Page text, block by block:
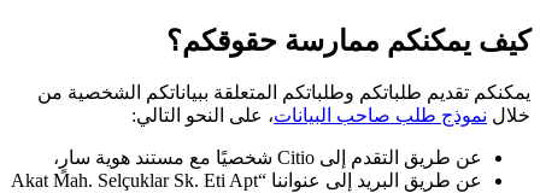
كيف يمكنكم ممارسة حقوقكم؟
يمكنكم تقديم طلباتكم وطلباتكم المتعلقة ببياناتكم الشخصية من
خلال نموذج طلب صاحب البيانات، على النحو التالي:
عن طريق التقدم إلى Citio شخصيًا مع مستند هوية سارٍ،
عن طريق البريد إلى عنواننا “Akat Mah. Selçuklar Sk. Eti Apt